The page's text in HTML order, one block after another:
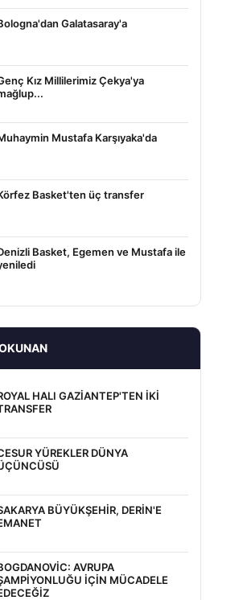
Galatasaray'a
Kız Millilerimiz Çekya'ya
Mustafa Karşıyaka'da
Basket'ten üç transfer
Basket, Egemen ve Mustafa ile
HALI GAZİANTEP'TEN İKİ
YÜREKLER DÜNYA
BÜYÜKŞEHİR, DERİN'E
AVRUPA
İÇİN MÜCADELE